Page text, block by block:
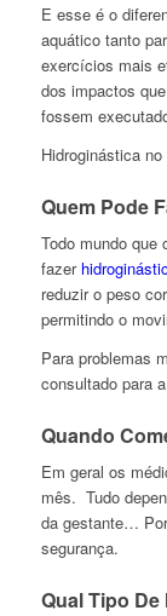
E esse é o
aquático tanto
exercícios mais
dos impactos
fossem
Hidroginástica
Quem Pode
Todo mundo que
fazer
reduzir o peso
permitindo o
Para problemas
consultado para
Quando
Em geral os
mês. Tudo
da gestante…
segurança.
Qual Tipo